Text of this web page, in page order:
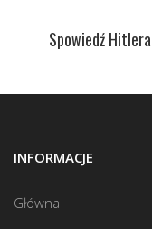
Spowiedź
INFORMACJE
Główna